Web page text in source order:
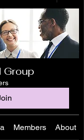
Group
Members About